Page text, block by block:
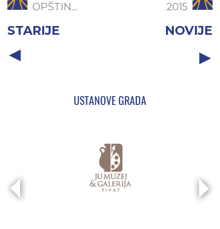
OPŠTIN...
STARIJE
2015
NOVIJE
USTANOVE GRADA